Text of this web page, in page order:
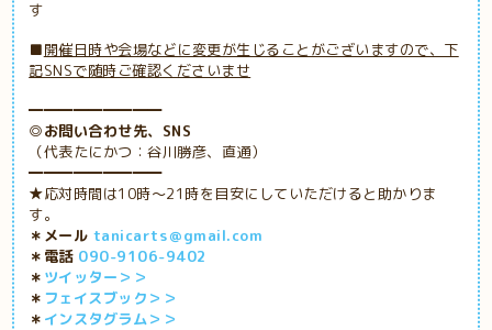
す
■開催日時や会場などに変更が生じることがございますので、下
記SNSで随時ご確認くださいませ
━━━━━━━━━
◎お問い合わせ先、SNS
（代表たにかつ：谷川勝彦、直通）
━━━━━━━━━
★応対時間は10時～21時を目安にしていただけると助かりま
す。
＊メール tanicarts＠gmail.com
＊電話 090-9106-9402
＊ ツイッター＞＞
＊ フェイスブック＞＞
＊ インスタグラム＞＞